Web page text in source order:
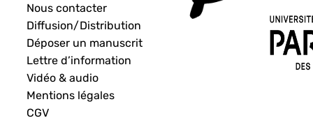
Nous contacter
Diffusion/Distribution
Déposer un manuscrit
Lettre d’information
Vidéo & audio
Mentions légales
CGV